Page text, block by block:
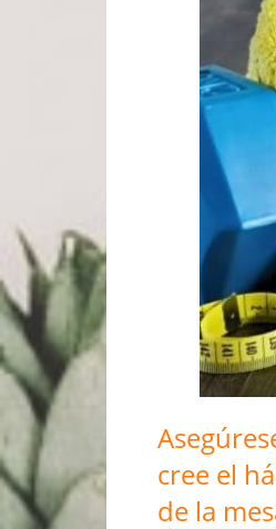
cree el
de la